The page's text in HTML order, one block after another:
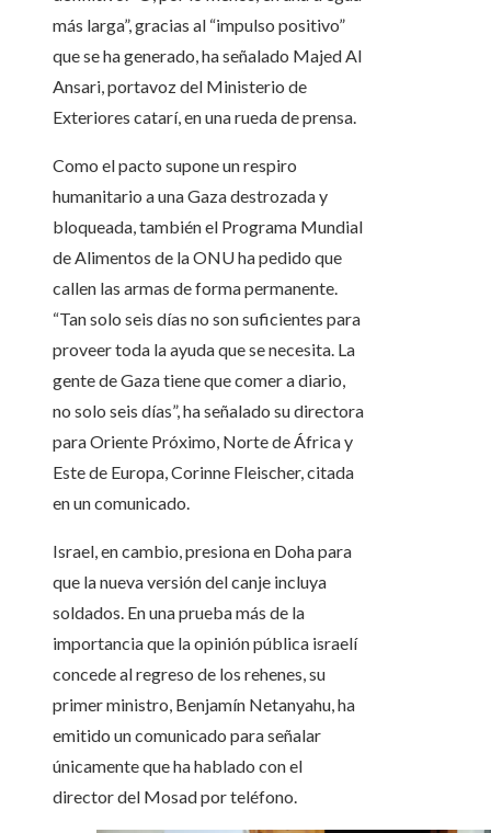
más larga”, gracias al “impulso positivo”
que se ha generado, ha señalado Majed Al
Ansari, portavoz del Ministerio de
Exteriores catarí, en una rueda de prensa.
Como el pacto supone un respiro
humanitario a una Gaza destrozada y
bloqueada, también el Programa Mundial
de Alimentos de la ONU ha pedido que
callen las armas de forma permanente.
“Tan solo seis días no son suficientes para
proveer toda la ayuda que se necesita. La
gente de Gaza tiene que comer a diario,
no solo seis días”, ha señalado su directora
para Oriente Próximo, Norte de África y
Este de Europa, Corinne Fleischer, citada
en un comunicado.
Israel, en cambio, presiona en Doha para
que la nueva versión del canje incluya
soldados. En una prueba más de la
importancia que la opinión pública israelí
concede al regreso de los rehenes, su
primer ministro, Benjamín Netanyahu, ha
emitido un comunicado para señalar
únicamente que ha hablado con el
director del Mosad por teléfono.